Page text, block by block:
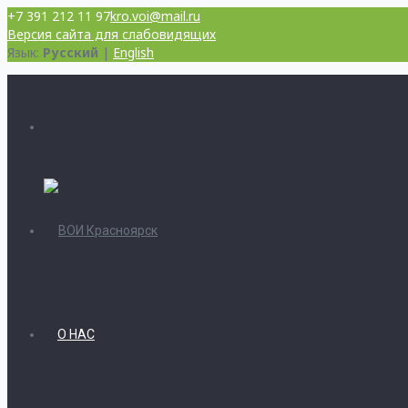
+7 391 212 11 97kro.voi@mail.ru
Версия сайта для слабовидящих
Язык: Русский | English
О НАС